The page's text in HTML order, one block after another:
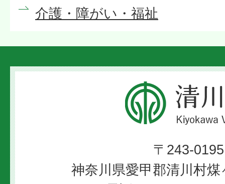
介護・障がい・福祉
清
川
Kiyokawa
Village
〒243-0195
神奈川県愛甲郡清川村